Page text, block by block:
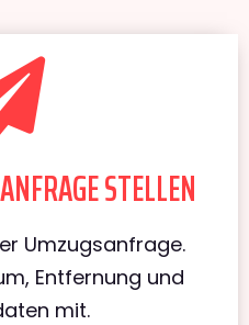
STELLEN
Umzugsanfrage.
Entfernung und
mit.